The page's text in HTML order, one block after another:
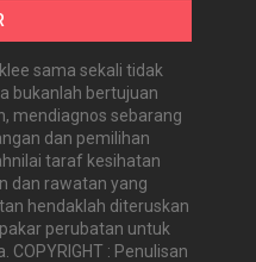
sama sekali tidak
bukanlah bertujuan
mendiagnos sebarang
dan pemilihan
taraf kesihatan
dan rawatan yang
hendaklah diteruskan
perubatan untuk
: Penulisan